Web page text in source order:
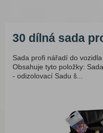
30 dílná sada
Sada profi nářadí do
Obsahuje tyto položky:
- odizolovací Sadu š...